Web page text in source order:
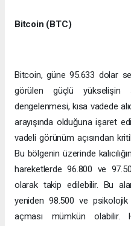
Bitcoin (BTC)
Bitcoin, güne 95.633 dolar
görülen güçlü yükselişin
dengelenmesi, kısa vadede
arayışında olduğuna işaret
vadeli görünüm açısından
Bu bölgenin üzerinde
hareketlerde 96.800 ve
olarak takip edilebilir. Bu
yeniden 98.500 ve
açması mümkün olabilir.